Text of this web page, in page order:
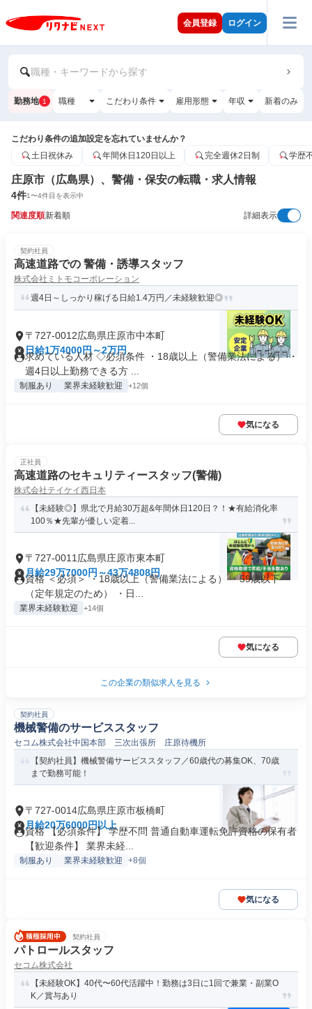
会員登録 ログイン
職種・キーワードから探す
勤務地 1 職種 こだわり条件 雇用形態 年収 新着のみ
こだわり条件の追加設定を忘れていませんか？
土日祝休み
年間休日120日以上 完全週休2日制 学歴
庄原市（広島県）、警備・保安の転職・求人情報
4件1〜4件目を表示中
関連度順新着順 詳細表示
契約社員
高速道路での 警備・誘導スタッフ
株式会社ミトモコーポレーション
週4日～しっかり稼げる日給1.4万円／未経験歓迎◎
〒727-0012広島県庄原市中本町
日給1万4000円～2万円
求めている人材 ◇必須条件 ・18歳以上（警備業法による） ・
週4日以上勤務できる方 ...
制服あり 業界未経験歓迎 +12個
気になる
正社員
高速道路のセキュリティースタッフ(警備)
株式会社テイケイ西日本
【未経験◎】県北で月給30万超&年間休日120日？！★有給消化率
100％★先輩が優しい定着...
〒727-0011広島県庄原市東本町
月給29万7000円～43万4808円
資格 ＜必須＞ ・18歳以上（警備業法による） ・59歳以下
（定年規定のため） ・日...
業界未経験歓迎 +14個
気になる
この企業の類似求人を見る
契約社員
機械警備のサービススタッフ
セコム株式会社中国本部 三次出張所 庄原待機所
【契約社員】機械警備サービススタッフ／60歳代の募集OK、70歳
まで勤務可能！
〒727-0014広島県庄原市板橋町
月給20万6000円以上
資格 【必須条件】 学歴不問 普通自動車運転免許資格の保有者
【歓迎条件】 業界未経...
制服あり 業界未経験歓迎 +8個
気になる
契約社員
パトロールスタッフ
セコム株式会社
【未経験OK】40代〜60代活躍中！勤務は3日に1回で兼業・副業O
K／賞与あり